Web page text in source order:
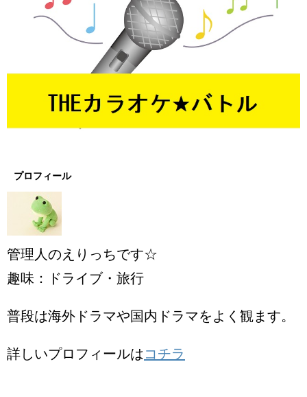
プロフィール
管理人のえりっちです☆
趣味：ドライブ・旅行
普段は海外ドラマや国内ドラマをよく観ます。
詳しいプロフィールはコチラ